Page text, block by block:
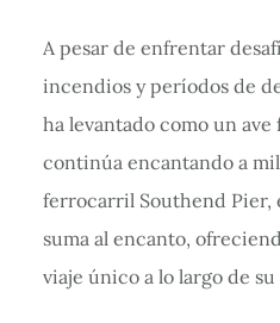
A pesar de enfrentar
incendios y períodos de
ha levantado como un
continúa encantando a
ferrocarril Southend Pier,
suma al encanto,
viaje único a lo largo de